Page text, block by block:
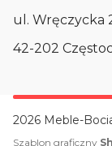
ul. Wręczycka
42-202
2026 Meble-
Szablon graficzny